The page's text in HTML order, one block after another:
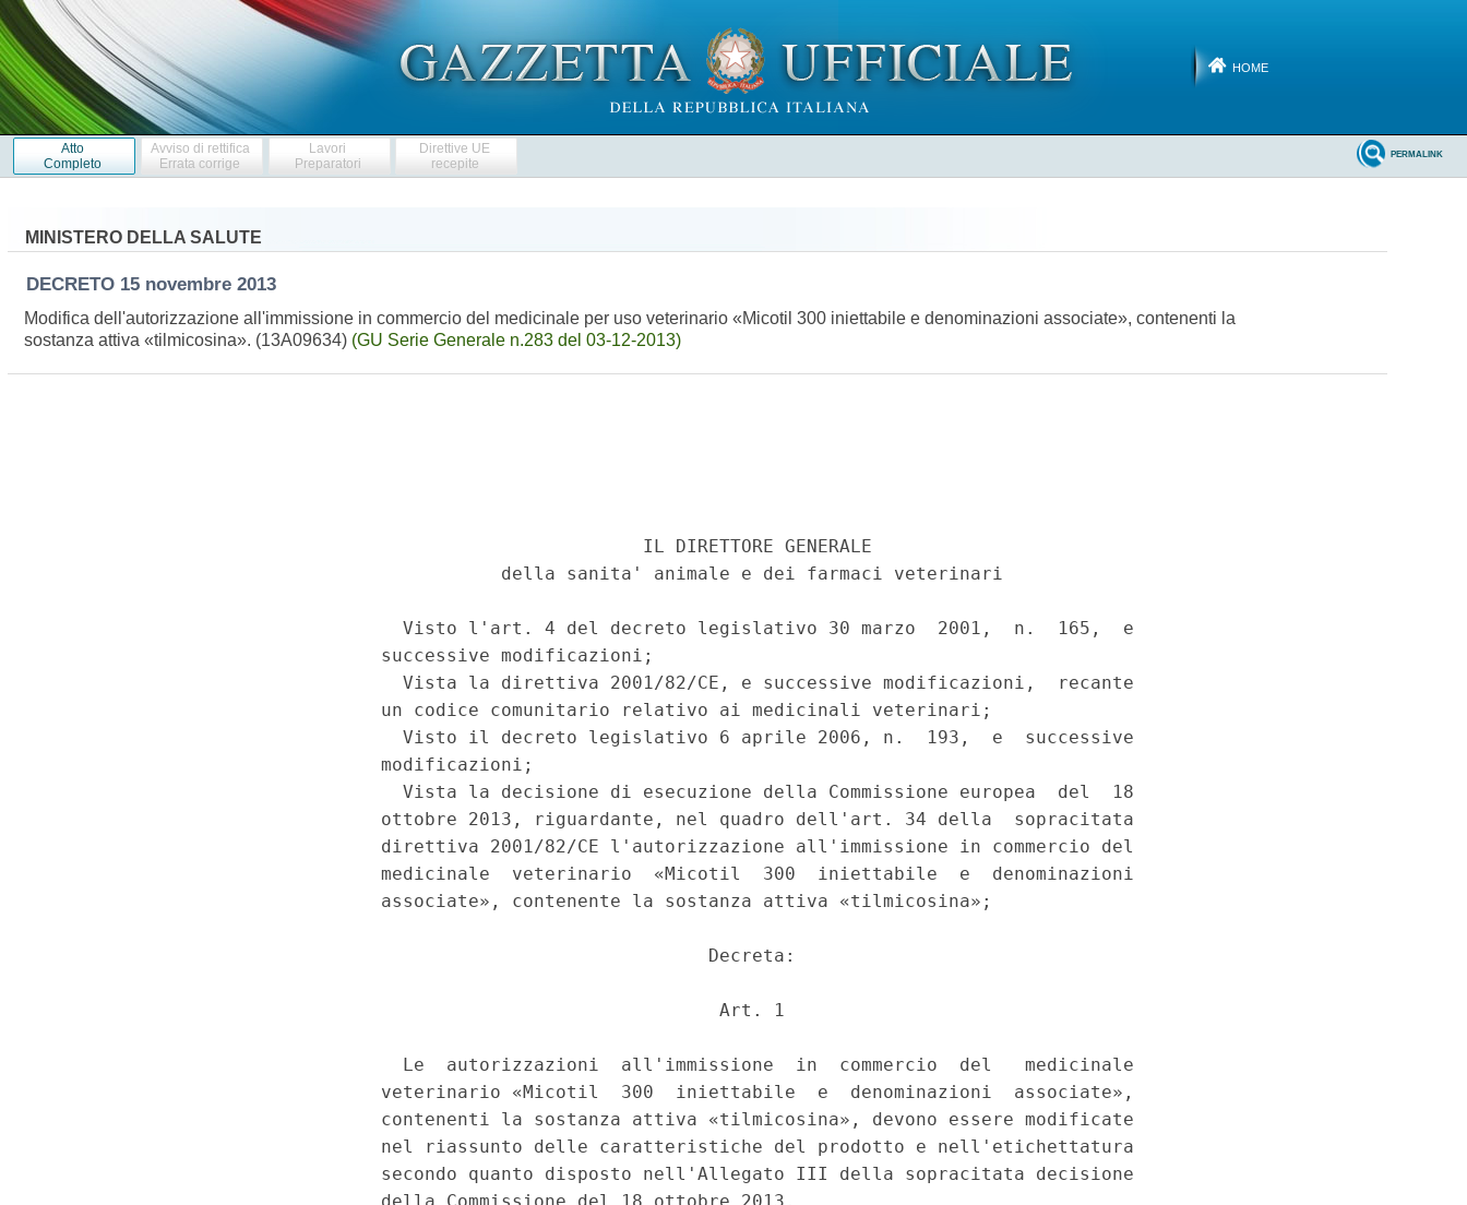
HOME
Atto
Completo
Avviso di rettifica
Errata corrige
Lavori
Preparatori
Direttive UE
recepite
PERMALINK
MINISTERO DELLA SALUTE
DECRETO 15 novembre 2013
Modifica dell'autorizzazione all'immissione in commercio del medicinale per uso veterinario «Micotil 300 iniettabile e denominazioni associate», contenenti la
sostanza attiva «tilmicosina». (13A09634) (GU Serie Generale n.283 del 03-12-2013)